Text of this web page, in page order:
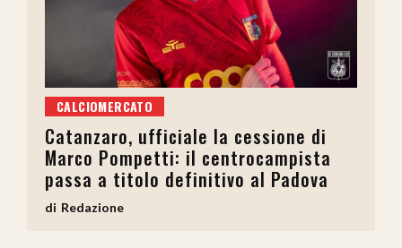
CALCIOMERCATO
Catanzaro, ufficiale la cessione di
Marco Pompetti: il centrocampista
passa a titolo definitivo al Padova
Redazione